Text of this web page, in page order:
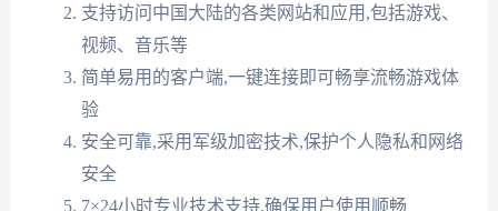
支持访问中国大陆的各类网站和应用,包括游戏、
视频、音乐等
简单易用的客户端,一键连接即可畅享流畅游戏体
验
安全可靠,采用军级加密技术,保护个人隐私和网络
安全
7×24小时专业技术支持,确保用户使用顺畅